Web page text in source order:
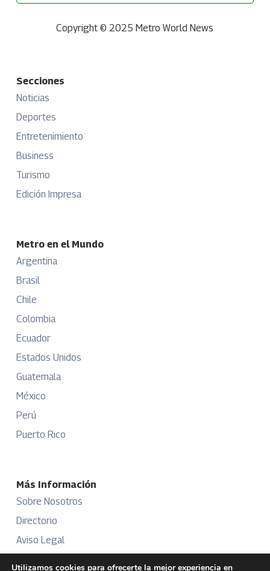
Copyright © 2025 Metro World News
Secciones
Noticias
Deportes
Entretenimiento
Business
Turismo
Edición Impresa
Metro en el Mundo
Argentina
Brasil
Chile
Colombia
Ecuador
Estados Unidos
Guatemala
México
Perú
Puerto Rico
Más Información
Sobre Nosotros
Directorio
Aviso Legal
Utilizamos cookies para ofrecerte la mejor experiencia en